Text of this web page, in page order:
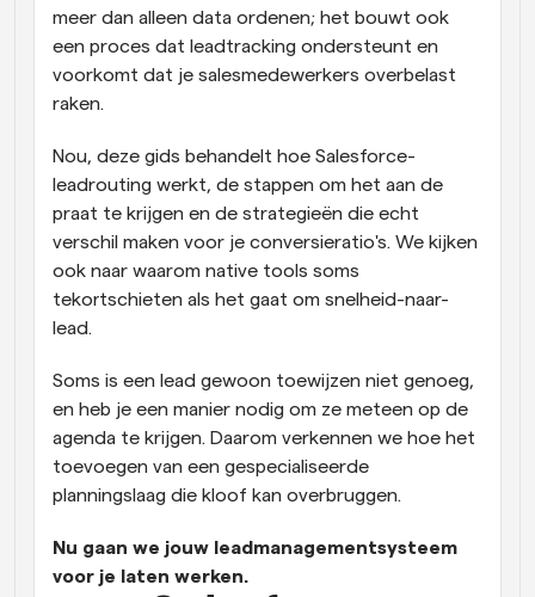
meer dan alleen data ordenen; het bouwt ook
een proces dat leadtracking ondersteunt en
voorkomt dat je salesmedewerkers overbelast
raken.
Nou, deze gids behandelt hoe Salesforce-
leadrouting werkt, de stappen om het aan de
praat te krijgen en de strategieën die echt
verschil maken voor je conversieratio's. We kijken
ook naar waarom native tools soms
tekortschieten als het gaat om snelheid-naar-
lead.
Soms is een lead gewoon toewijzen niet genoeg,
en heb je een manier nodig om ze meteen op de
agenda te krijgen. Daarom verkennen we hoe het
toevoegen van een gespecialiseerde
planningslaag die kloof kan overbruggen.
Nu gaan we jouw leadmanagementsysteem
voor je laten werken.